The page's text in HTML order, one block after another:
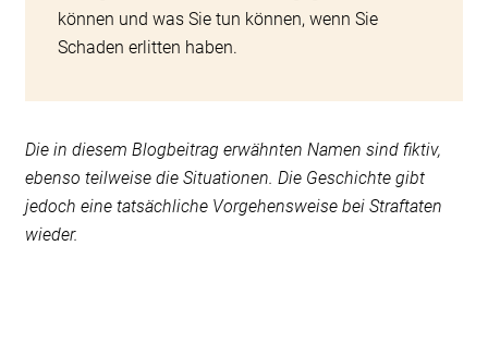
können und was Sie tun können, wenn Sie
Schaden erlitten haben.
Die in diesem Blogbeitrag erwähnten Namen sind fiktiv,
ebenso teilweise die Situationen. Die Geschichte gibt
jedoch eine tatsächliche Vorgehensweise bei Straftaten
wieder.